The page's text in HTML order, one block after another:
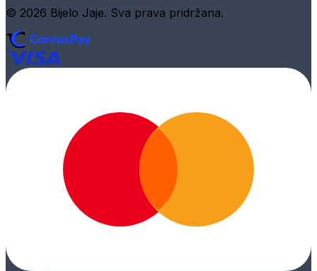
© 2026 Bijelo Jaje. Sva prava pridržana.